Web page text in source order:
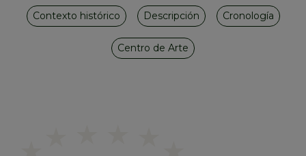
Contexto histórico Descripción Cronología
Centro de Arte